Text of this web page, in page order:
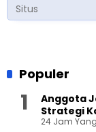
Populer
Anggota
Strategi
24 Jam